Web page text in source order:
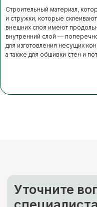
Строительный материал,
и стружки, которые
внешних слоя имеют
внутренний слой —
для изготовления несущих
а также для обшивки стен и
Разгрузка
нашими
осуществляется либо с
ЗАКАЗАТЬ
Быстро
Бережно
Профессионально